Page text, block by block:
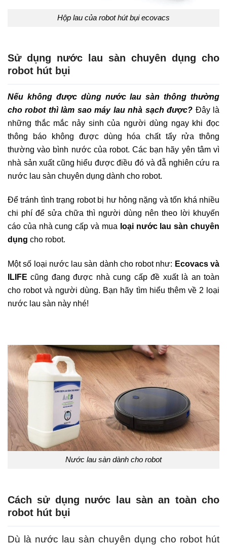
Hộp lau của robot hút bụi ecovacs
Sử dụng nước lau sàn chuyên dụng cho
robot hút bụi
Nếu không được dùng nước lau sàn thông thường
cho robot thì làm sao máy lau nhà sạch được? Đây là
những thắc mắc nảy sinh của người dùng ngay khi đọc
thông báo không được dùng hóa chất tẩy rửa thông
thường vào bình nước của robot. Các bạn hãy yên tâm vì
nhà sản xuất cũng hiểu được điều đó và đẫ nghiên cứu ra
nước lau sàn chuyên dụng dành cho robot.
Để tránh tình trạng robot bị hư hỏng nặng và tốn khá nhiều
chi phí để sửa chữa thì người dùng nên theo lời khuyến
cáo của nhà cung cấp và mua loại nước lau sàn chuyên
dụng cho robot.
Một số loại nước lau sàn dành cho robot như: Ecovacs và
ILIFEcũng đang được nhà cung cấp đề xuất là an toàn
cho robot và người dùng. Bạn hãy tìm hiểu thêm về 2 loại
nước lau sàn này nhé!
Nước lau sàn dành cho robot
Cách sử dụng nước lau sàn an toàn cho
robot hút bụi
Dù là nước lau sàn chuyên dụng cho robot hút